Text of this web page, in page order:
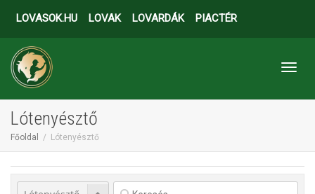
LOVASOK.HU LOVAK LOVARDÁK PIACTÉR
Lótenyésztő
Főoldal Lótenyésztő